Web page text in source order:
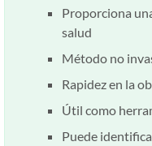
Proporciona
salud
Método no
Rapidez en la
Útil como
Puede